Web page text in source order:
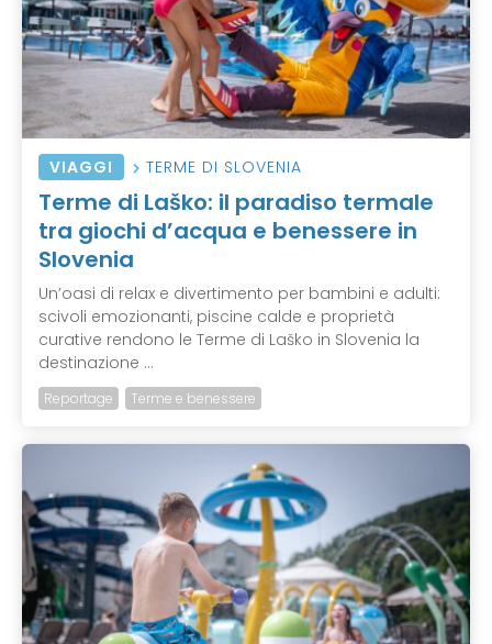
VIAGGI TERME DI SLOVENIA
Terme di Laško: il paradiso termale
tra giochi d’acqua e benessere in
Slovenia
Un’oasi di relax e divertimento per bambini e adulti:
scivoli emozionanti, piscine calde e proprietà
curative rendono le Terme di Laško in Slovenia la
destinazione ...
Reportage Terme e benessere